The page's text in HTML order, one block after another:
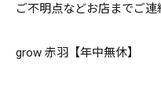
ご不明点などお店までご連
grow 赤羽【年中無休】